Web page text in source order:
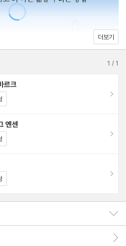
사람들
할 일 없는 직원의 괴로움
웃 증후군
때
둥거리기, 시간 늘리기, 일 늘리기, 일
노동
더보기
1 /1
르크
옌센